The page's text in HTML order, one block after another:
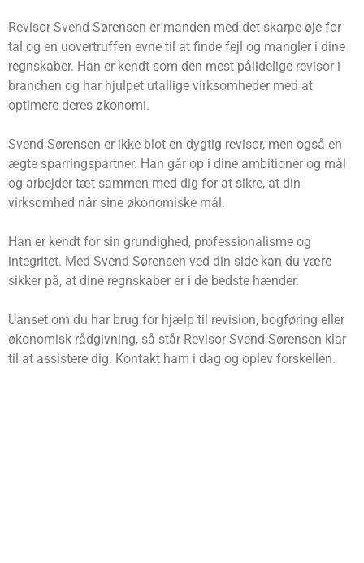
Revisor Svend Sørensen er manden med det skarpe øje for
tal og en uovertruffen evne til at finde fejl og mangler i dine
regnskaber. Han er kendt som den mest pålidelige revisor i
branchen og har hjulpet utallige virksomheder med at
optimere deres økonomi.
Svend Sørensen er ikke blot en dygtig revisor, men også en
ægte sparringspartner. Han går op i dine ambitioner og mål
og arbejder tæt sammen med dig for at sikre, at din
virksomhed når sine økonomiske mål.
Han er kendt for sin grundighed, professionalisme og
integritet. Med Svend Sørensen ved din side kan du være
sikker på, at dine regnskaber er i de bedste hænder.
Uanset om du har brug for hjælp til revision, bogføring eller
økonomisk rådgivning, så står Revisor Svend Sørensen klar
til at assistere dig. Kontakt ham i dag og oplev forskellen.